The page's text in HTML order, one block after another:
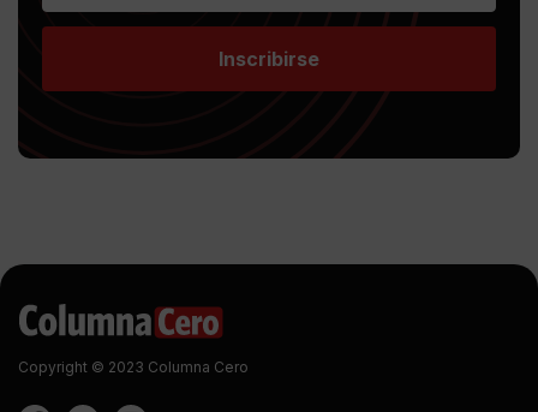
Inscribirse
Copyright © 2023 Columna Cero